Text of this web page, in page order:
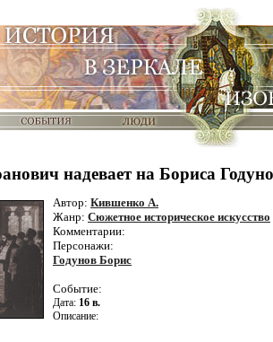
надевает на Бориса
Автор: Кившенко А.
Жанр: Сюжетное историческое искусство
Комментарии:
Персонажи:
Годунов Борис
Событие:
Дата: 16 в.
Описание: